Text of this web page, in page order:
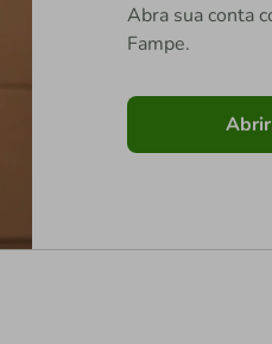
Abra sua conta
Fampe.